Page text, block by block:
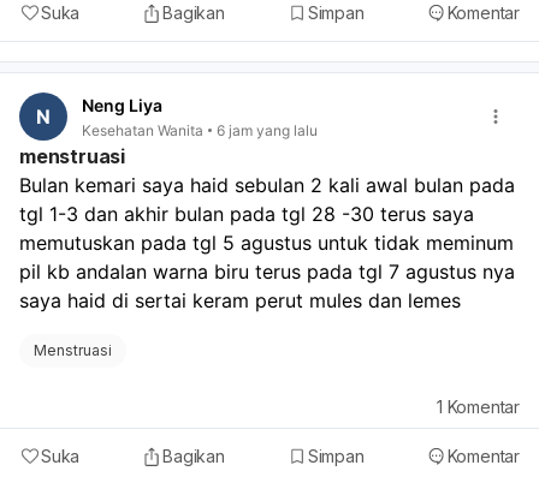
Suka Bagikan Simpan Komentar
N Neng Liya
Kesehatan Wanita 6 jam yang lalu
menstruasi
Bulan kemari saya haid sebulan 2 kali awal bulan pada
tgl 1-3 dan akhir bulan pada tgl 28 -30 terus saya
memutuskan pada tgl 5 agustus untuk tidak meminum
pil kb andalan warna biru terus pada tgl 7 agustus nya
saya haid di sertai keram perut mules dan lemes
Menstruasi
Suka Bagikan Simpan Komentar
1 Komentar